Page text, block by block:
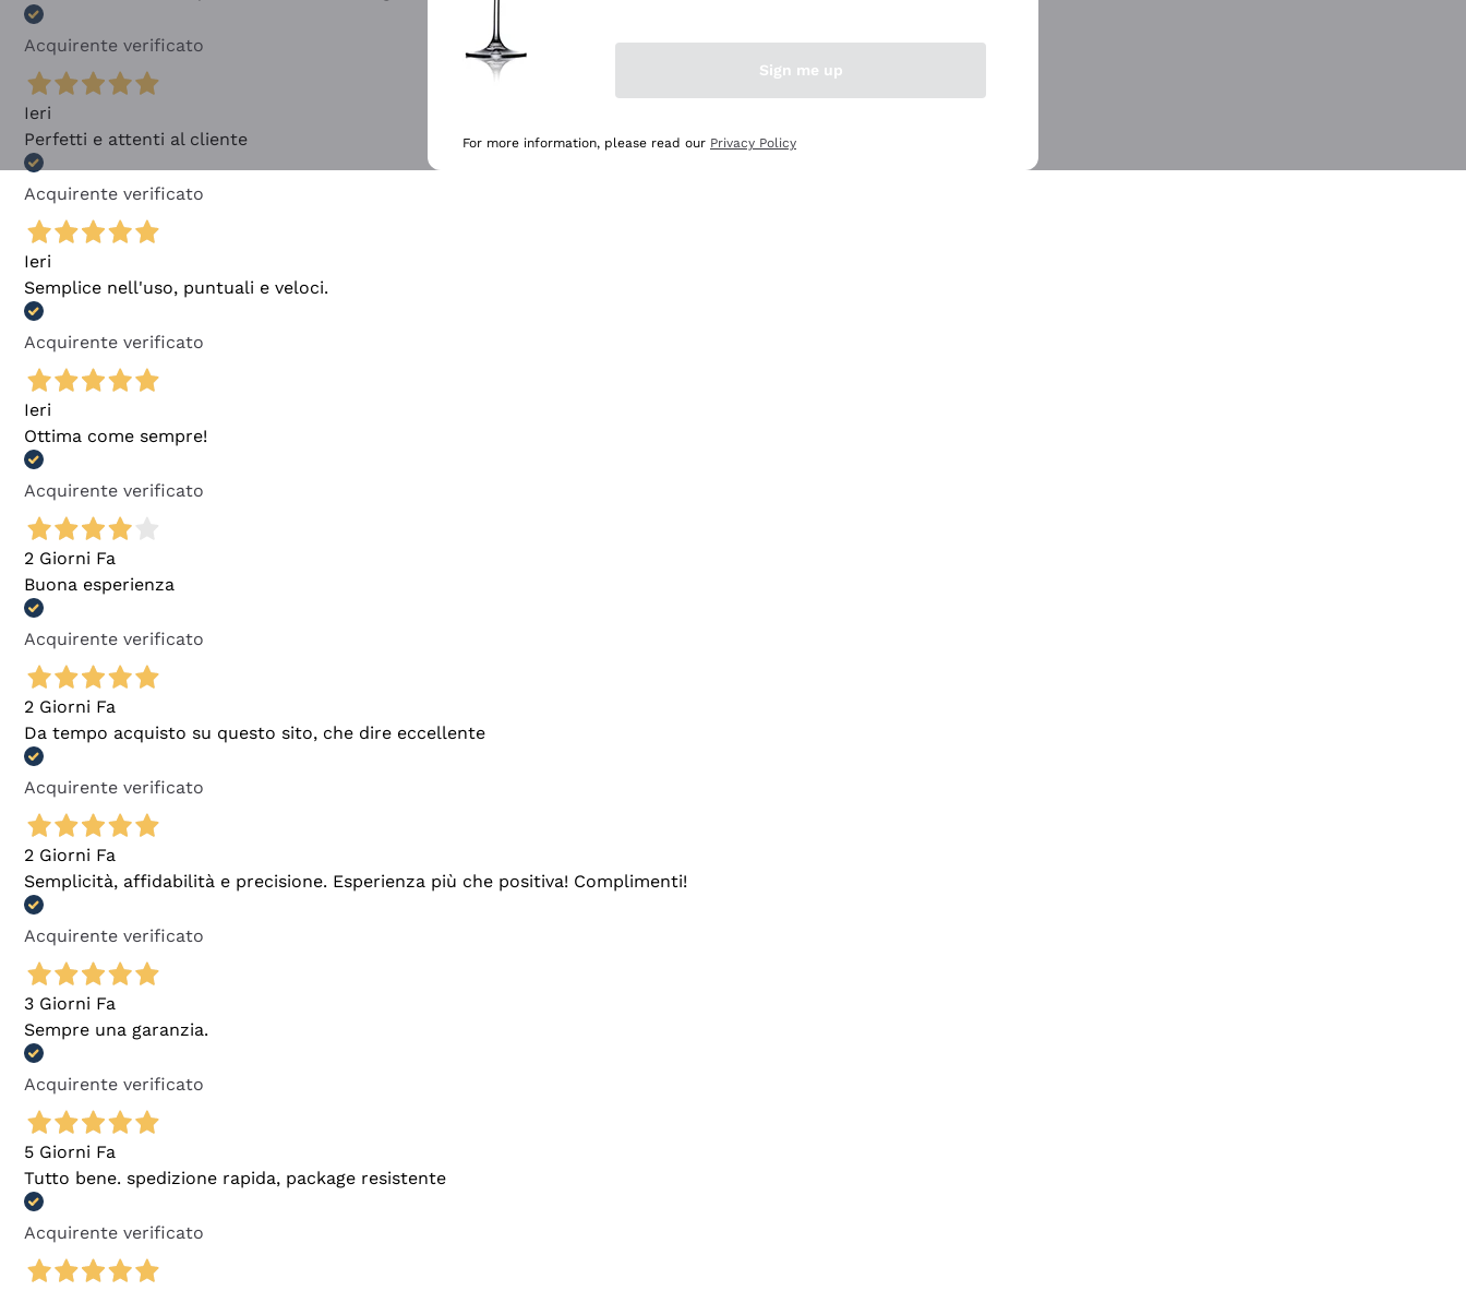
Acquirente verificato
Ieri
Perfetti e attenti al cliente
Acquirente verificato
Ieri
Semplice nell'uso, puntuali e veloci.
Acquirente verificato
Ieri
Ottima come sempre!
Acquirente verificato
2 Giorni Fa
Buona esperienza
Acquirente verificato
2 Giorni Fa
Da tempo acquisto su questo sito, che dire eccellente
Acquirente verificato
2 Giorni Fa
Semplicità, affidabilità e precisione. Esperienza più che positiva! Complimenti!
Acquirente verificato
3 Giorni Fa
Sempre una garanzia.
Acquirente verificato
5 Giorni Fa
Tutto bene. spedizione rapida, package resistente
Acquirente verificato
Sign me up
For more information, please read our Privacy Policy